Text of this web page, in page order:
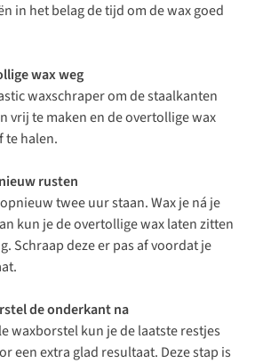
in het belag de tijd om de wax goed
wax weg
waxschraper om de staalkanten
vrij te maken en de overtollige wax
te halen.
rusten
twee uur staan. Wax je ná je
kun je de overtollige wax laten zitten
Schraap deze er pas af voordat je
de onderkant na
waxborstel kun je de laatste restjes
een extra glad resultaat. Deze stap is